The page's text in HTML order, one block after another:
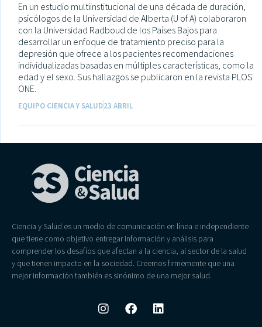
En un estudio multiinstitucional de una década de duración,
psicólogos de la Universidad de Alberta (U of A) colaboraron
con la Universidad Radboud de los Países Bajos para
desarrollar un enfoque de tratamiento preciso para la
depresión que ofrece a los pacientes recomendaciones
individualizadas basadas en múltiples características, como la
edad y el sexo. Sus hallazgos se publicaron en la revista PLOS
ONE.
EQUIPO CIENCIA Y SALUD23 ABRIL
Ciencia y Salud es un medio de comunicación en línea e independiente
que tiene como objetivo entregar información y análisis para
comprender los desafíos que afectan a la ciencia, al sector de la salud
y que tienen impacto en la sociedad. Creemos firmemente que una
mejor información también es sinónimo de una mejor salud.